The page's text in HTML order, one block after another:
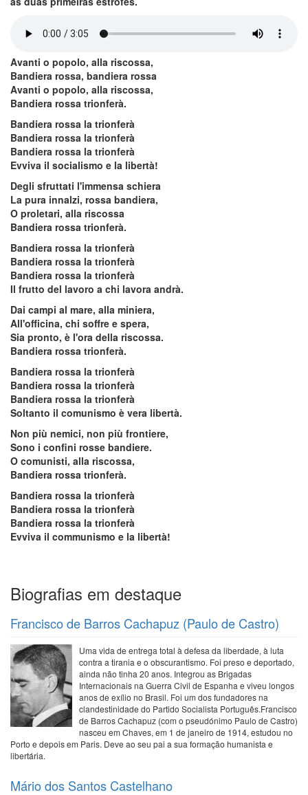
Avanti o popolo, alla riscossa,
Bandiera rossa, bandiera rossa
Avanti o popolo, alla riscossa,
Bandiera rossa trionferà.
Bandiera rossa la trionferà
Bandiera rossa la trionferà
Bandiera rossa la trionferà
Evviva il socialismo e la libertà!
Degli sfruttati l'immensa schiera
La pura innalzi, rossa bandiera,
O proletari, alla riscossa
Bandiera rossa trionferà.
Bandiera rossa la trionferà
Bandiera rossa la trionferà
Bandiera rossa la trionferà
Il frutto del lavoro a chi lavora andrà.
Dai campi al mare, alla miniera,
All'officina, chi soffre e spera,
Sia pronto, è l'ora della riscossa.
Bandiera rossa trionferà.
Bandiera rossa la trionferà
Bandiera rossa la trionferà
Bandiera rossa la trionferà
Soltanto il comunismo è vera libertà.
Non più nemici, non più frontiere,
Sono i confini rosse bandiere.
O comunisti, alla riscossa,
Bandiera rossa trionferà.
Bandiera rossa la trionferà
Bandiera rossa la trionferà
Bandiera rossa la trionferà
Evviva il communismo e la libertà!
Biografias em destaque
Francisco de Barros Cachapuz (Paulo de Castro)
Uma vida de entrega total à defesa da liberdade, à luta
contra a tirania e o obscurantismo. Foi preso e deportado,
ainda não tinha 20 anos. Integrou as Brigadas
Internacionais na Guerra Civil de Espanha e viveu longos
anos de exílio no Brasil. Foi um dos fundadores na
clandestinidade do Partido Socialista Português.Francisco
de Barros Cachapuz (com o pseudónimo Paulo de Castro)
nasceu em Chaves, em 1 de janeiro de 1914, estudou no
Porto e depois em Paris. Deve ao seu pai a sua formação humanista e
libertária.
Mário dos Santos Castelhano